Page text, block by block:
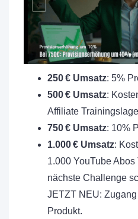
250 € Umsatz: 5%
500 € Umsatz:
Affiliate
750 € Umsatz: 10%
1.000 € Umsatz:
1.000 YouTube Abos
nächste Challenge
JETZT NEU:
Produkt.